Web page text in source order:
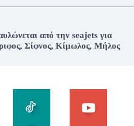
από την seajets για
Σίφνος, Κίμωλος, Μήλος